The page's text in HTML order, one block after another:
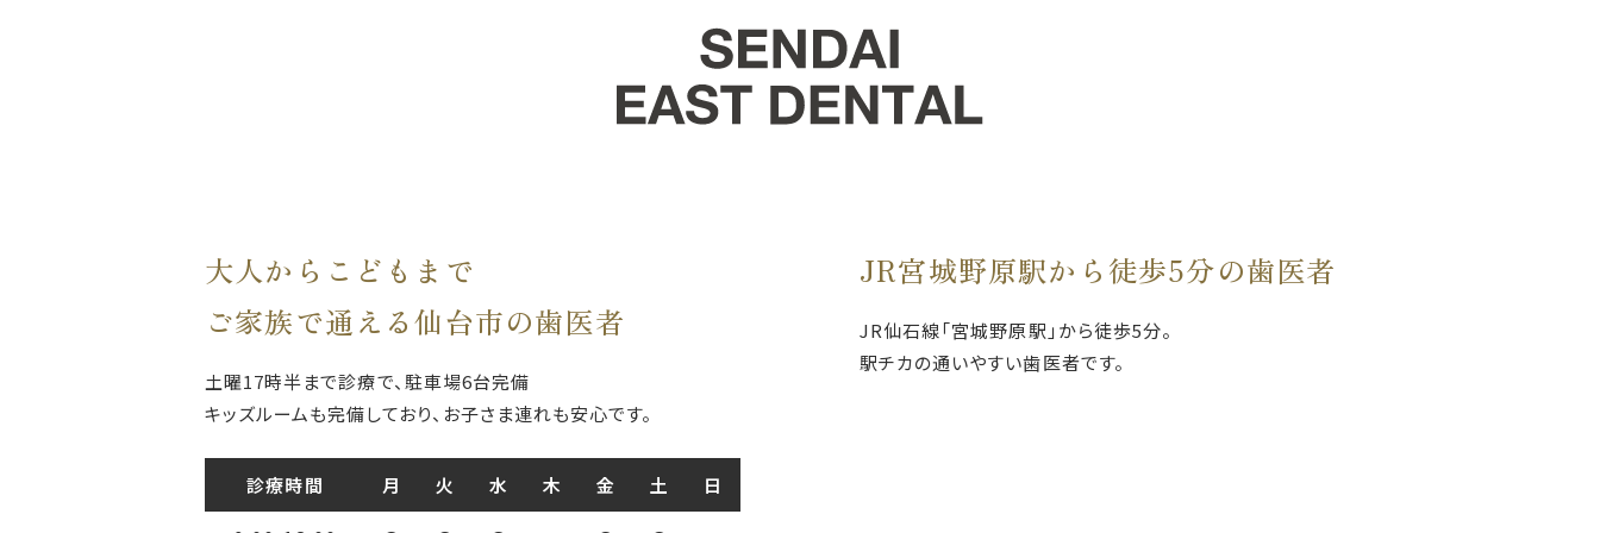
大人からこどもまで
ご家族で通える仙台市の歯医者
土曜17時半まで診療で、駐車場6台完備
キッズルームも完備しており、お子さま連れも安心です。
診療時間 月 火 水 木 金 土 日
JR宮城野原駅から徒歩5分の歯医者
JR仙石線「宮城野原駅」から徒歩5分。
駅チカの通いやすい歯医者です。